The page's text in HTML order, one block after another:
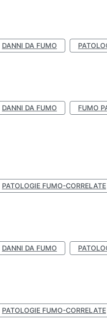
DANNI DA FUMO
DANNI DA FUMO
FUMO
PATOLOGIE FUMO-CORRELATE
DANNI DA FUMO
PATOLOGIE FUMO-CORRELATE